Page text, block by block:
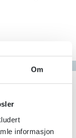
Om
informasjon
Alfabetisk